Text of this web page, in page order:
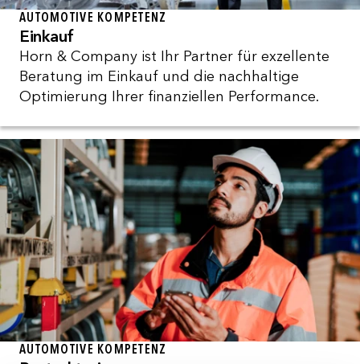
AUTOMOTIVE KOMPETENZ
Einkauf
Horn & Company ist Ihr Partner für exzellente
Beratung im Einkauf und die nachhaltige
Optimierung Ihrer finanziellen Performance.
AUTOMOTIVE KOMPETENZ